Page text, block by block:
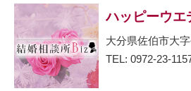
ハッピーウエ
大分県佐伯市大
TEL: 0972-23-